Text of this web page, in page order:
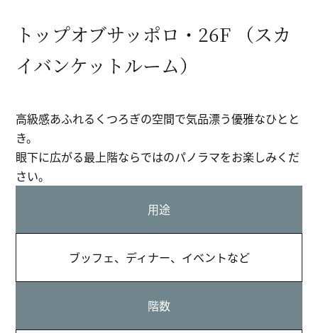
トップオブサッポロ・26F （スカ
イバンケットルーム）
高級感あふれるくつろぎの空間で気品漂う優雅なひとと
き。
眼下に広がる最上階ならではのパノラマをお楽しみくだ
さい。
用途
ブッフェ、ディナー、イベントなど
階数